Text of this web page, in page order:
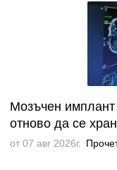
Мозъчен
отново да се
от 07 авг 2026г.